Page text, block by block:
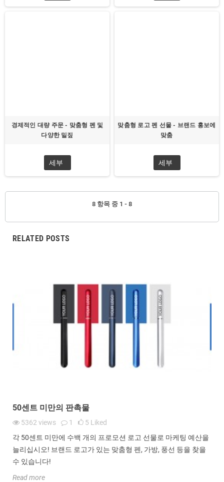
경제적인 대량 주문 - 맞춤형 펜 및
다양한 밀짚
세부
맞춤형 로고 펜 선물 - 브랜드 홍보에
맞춤
세부
8 항목 중 1 - 8
RELATED POSTS
50센트 미만의 판촉물
5362 views 1 5 Liked
각 50센트 미만에 수백 개의 프로모션 로고 선물로 마케팅 예산을
늘리십시오! 브랜드 로고가 있는 맞춤형 펜, 가방, 풍선 등을 찾을
수 있습니다!
Read more